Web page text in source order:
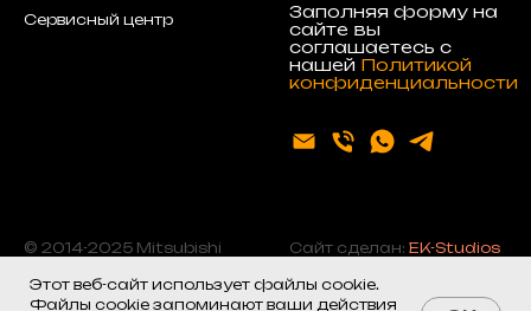
Сервисный центр
Заполняя форму на
сайте вы
соглашаетесь с
нашей Политикой
конфиденциальности
© 2014-2025 Mitsubishi
Сайт сделан: EK-Studios
Этот веб-сайт использует файлы cookie.
Файлы cookie запоминают ваши действия